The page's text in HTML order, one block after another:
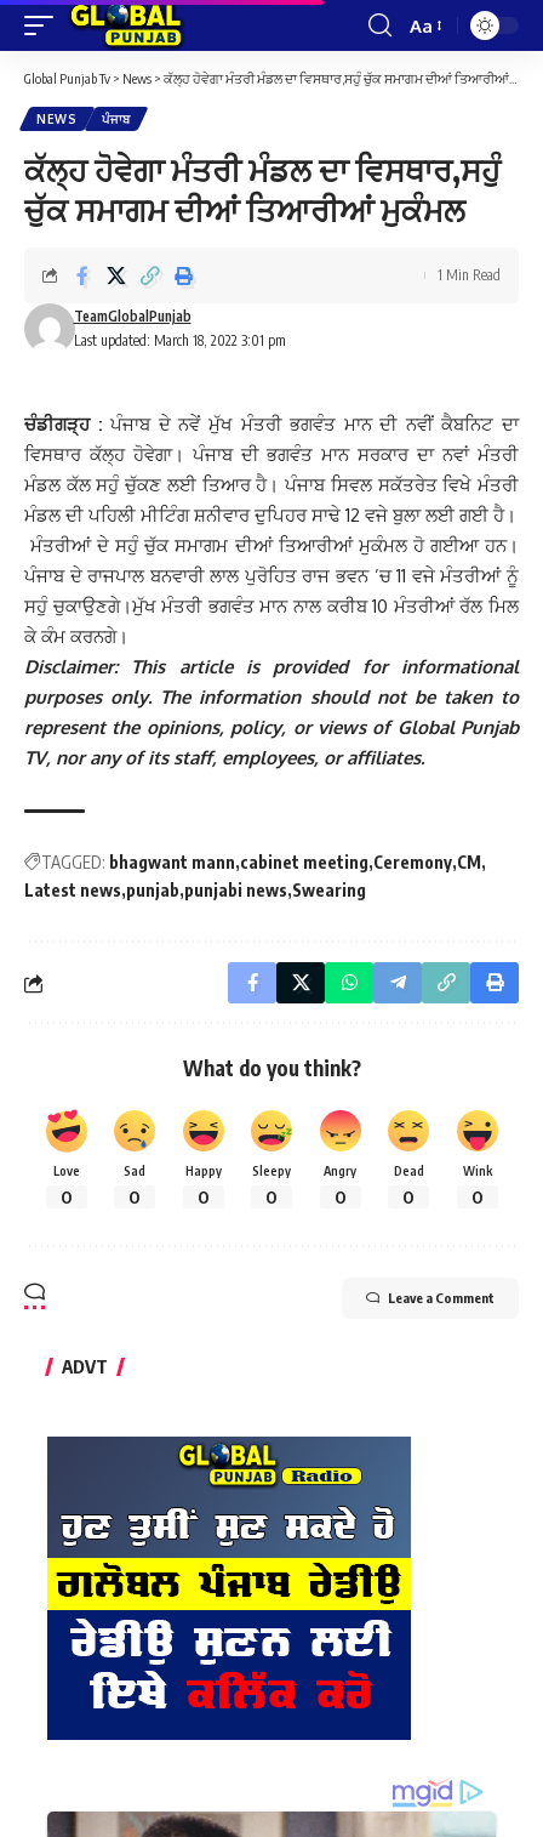
Font
Resizer
Aa
Global Punjab Tv > News > ਕੱਲ੍ਹ ਹੋਵੇਗਾ ਮੰਤਰੀ ਮੰਡਲ ਦਾ ਵਿਸਥਾਰ,ਸਹੁੰ ਚੁੱਕ ਸਮਾਗਮ ਦੀਆਂ ਤਿਆਰੀਆਂ ਮੁਕੰਮਲ
NEWS ਪੰਜਾਬ
ਕੱਲ੍ਹ ਹੋਵੇਗਾ ਮੰਤਰੀ ਮੰਡਲ ਦਾ ਵਿਸਥਾਰ,ਸਹੁੰ
ਚੁੱਕ ਸਮਾਗਮ ਦੀਆਂ ਤਿਆਰੀਆਂ ਮੁਕੰਮਲ
Last updated: March 18, 2022 3:01 pm
TeamGlobalPunjab
1 Min Read
ਚੰਡੀਗੜ੍ਹ :ਪੰਜਾਬ ਦੇ ਨਵੇਂ ਮੁੱਖ ਮੰਤਰੀ ਭਗਵੰਤ ਮਾਨ ਦੀ ਨਵੀਂ ਕੈਬਨਿਟ ਦਾ
ਵਿਸਥਾਰ ਕੱਲ੍ਹ ਹੋਵੇਗਾ। ਪੰਜਾਬ ਦੀ ਭਗਵੰਤ ਮਾਨ ਸਰਕਾਰ ਦਾ ਨਵਾਂ ਮੰਤਰੀ
ਮੰਡਲ ਕੱਲ ਸਹੁੰ ਚੁੱਕਣ ਲਈ ਤਿਆਰ ਹੈ। ਪੰਜਾਬ ਸਿਵਲ ਸਕੱਤਰੇਤ ਵਿਖੇ ਮੰਤਰੀ
ਮੰਡਲ ਦੀ ਪਹਿਲੀ ਮੀਟਿੰਗ ਸ਼ਨੀਵਾਰ ਦੁਪਿਹਰ ਸਾਢੇ 12 ਵਜੇ ਬੁਲਾ ਲਈ ਗਈ ਹੈ।
ਮੰਤਰੀਆਂ ਦੇ ਸਹੁੰ ਚੁੱਕ ਸਮਾਗਮ ਦੀਆਂ ਤਿਆਰੀਆਂ ਮੁਕੰਮਲ ਹੋ ਗਈਆ ਹਨ।
ਪੰਜਾਬ ਦੇ ਰਾਜਪਾਲ ਬਨਵਾਰੀ ਲਾਲ ਪੁਰੋਹਿਤ ਰਾਜ ਭਵਨ ’ਚ 11 ਵਜੇ ਮੰਤਰੀਆਂ ਨੂੰ
ਸਹੁੰ ਚੁਕਾਉਣਗੇ।ਮੁੱਖ ਮੰਤਰੀ ਭਗਵੰਤ ਮਾਨ ਨਾਲ ਕਰੀਬ 10 ਮੰਤਰੀਆਂ ਰੱਲ ਮਿਲ
ਕੇ ਕੰਮ ਕਰਨਗੇ।
Disclaimer: This article is provided for informational
purposes only. The information should not be taken to
represent the opinions, policy, or views of Global Punjab
TV, nor any of its staff, employees, or affiliates.
TAGGED: bhagwant mann cabinet meeting Ceremony CM
Latest news punjab punjabi news Swearing
What do you think?
Love
0
Sad
0
Happy
0
Sleepy
0
Angry
0
Dead
0
Wink
0
Leave a Comment
ADVT